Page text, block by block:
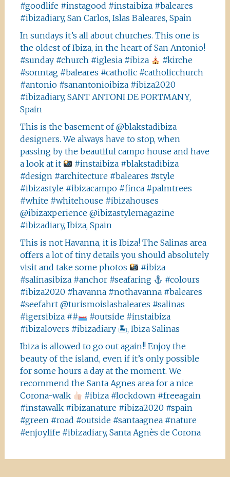
#goodlife #instagood #instaibiza #baleares
#ibizadiary, San Carlos, Islas Baleares, Spain
In sundays it’s all about churches. This one is
the oldest of Ibiza, in the heart of San Antonio!
#sunday #church #iglesia #ibiza
#kirche
#sonntag #baleares #catholic #catholicchurch
#antonio #sanantonioibiza #ibiza2020
#ibizadiary, SANT ANTONI DE PORTMANY,
Spain
This is the basement of @blakstadibiza
designers. We always have to stop, when
passing by the beautiful campo house and have
a look at it
#instaibiza #blakstadibiza
#design #architecture #baleares #style
#ibizastyle #ibizacampo #finca #palmtrees
#white #whitehouse #ibizahouses
@ibizaxperience @ibizastylemagazine
#ibizadiary, Ibiza, Spain
This is not Havanna, it is Ibiza! The Salinas area
offers a lot of tiny details you should absolutely
visit and take some photos
#ibiza
#salinasibiza #anchor #seafaring
#colours
#ibiza2020 #havanna #nothavanna #baleares
#seefahrt @turismoislasbaleares #salinas
#igersibiza ##
#outside #instaibiza
#ibizalovers #ibizadiary 🏝, Ibiza Salinas
Ibiza is allowed to go out again!! Enjoy the
beauty of the island, even if it’s only possible
for some hours a day at the moment. We
recommend the Santa Agnes area for a nice
Corona-walk
#ibiza #lockdown #freeagain
#instawalk #ibizanature #ibiza2020 #spain
#green #road #outside #santaagnea #nature
#enjoylife #ibizadiary, Santa Agnès de Corona